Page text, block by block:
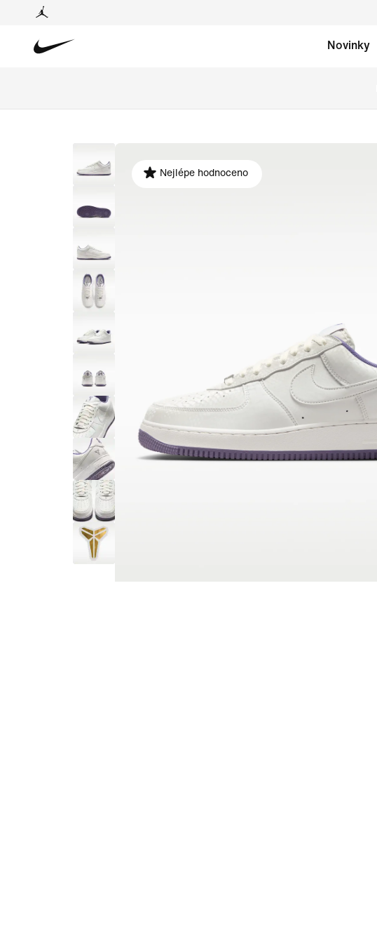
Novinky
Nejlépe hodnoceno